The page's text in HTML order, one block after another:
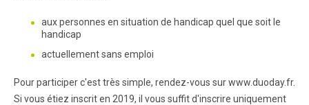
aux personnes en situation de handicap quel que soit le
handicap
actuellement sans emploi
Pour participer c'est très simple, rendez-vous sur www.duoday.fr.
Si vous étiez inscrit en 2019, il vous suffit d'inscrire uniquement